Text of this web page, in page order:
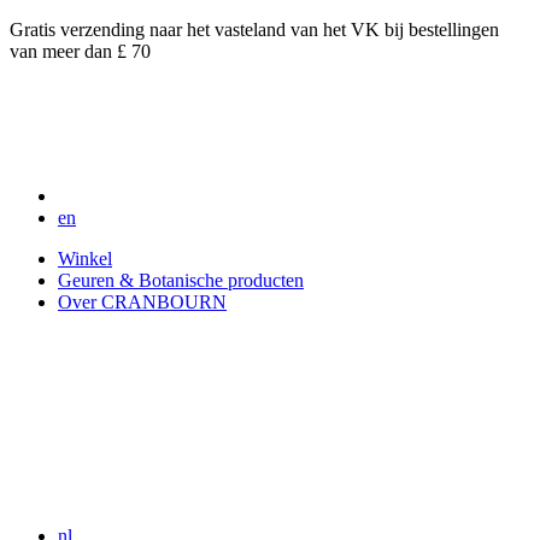
Gratis verzending naar het vasteland van het VK bij bestellingen
van meer dan £ 70
en
Winkel
Geuren & Botanische producten
Over CRANBOURN
nl